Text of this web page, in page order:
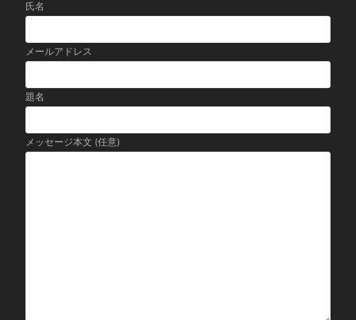
氏名
メールアドレス
題名
メッセージ本文 (任意)